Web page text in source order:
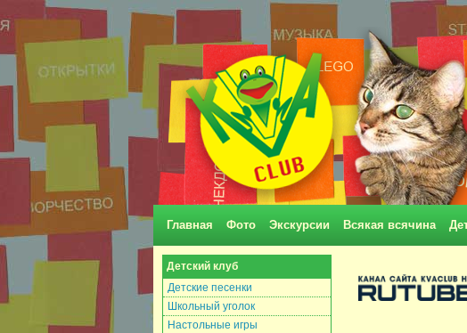
Главная Фото Экскурсии Всякая всячина
Детский клуб
Детские песенки
Школьный уголок
Настольные игры